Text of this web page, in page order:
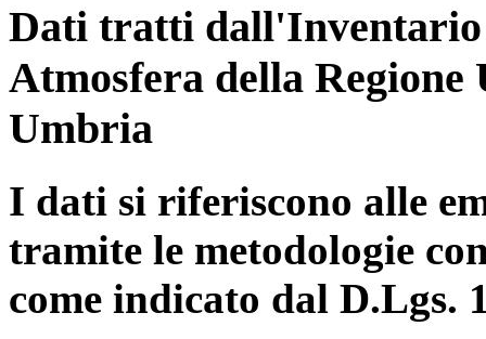
Dati tratti dall'Inventario
Atmosfera della
Umbria
I dati si riferiscono alle
tramite le metodologie
come indicato dal D.Lgs.